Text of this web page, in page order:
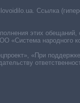
Ссылка
этих обещаний,
«Система народного
«При